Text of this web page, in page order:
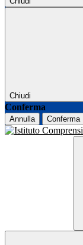
Chiudi
Conferma
Annulla Conferma